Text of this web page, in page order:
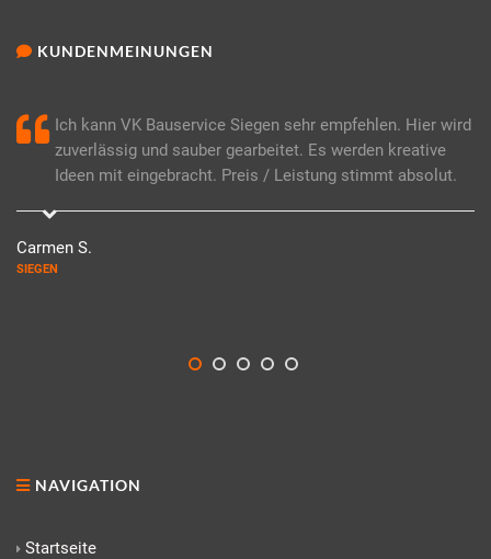
KUNDENMEINUNGEN
Ich kann VK Bauservice Siegen sehr empfehlen. Hier wird
zuverlässig und sauber gearbeitet. Es werden kreative
Ideen mit eingebracht. Preis / Leistung stimmt absolut.
Carmen S.
SIEGEN
NAVIGATION
Startseite